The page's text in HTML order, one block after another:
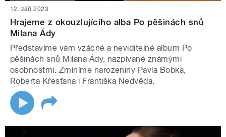
12. září 2023
Hrajeme z okouzlujícího alba Po pěšinách snů
Milana Ády
Představíme vám vzácné a neviditelné album Po
pěšinách snů Milana Ády, nazpívané známými
osobnostmi. Zmíníme narozeniny Pavla Bobka,
Roberta Křesťana i Františka Nedvěda.